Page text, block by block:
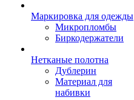
Маркировка для одежды
Микропломбы
Биркодержатели
Нетканые полотна
Дублерин
Материал для
набивки